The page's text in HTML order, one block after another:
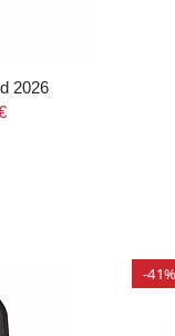
2026
-41%